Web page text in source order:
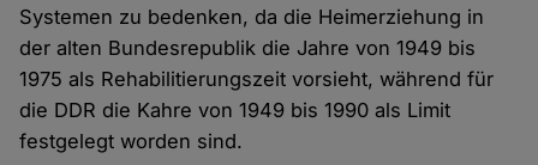
Systemen zu bedenken, da die Heimerziehung in
der alten Bundesrepublik die Jahre von 1949 bis
1975 als Rehabilitierungszeit vorsieht, während für
die DDR die Kahre von 1949 bis 1990 als Limit
festgelegt worden sind.